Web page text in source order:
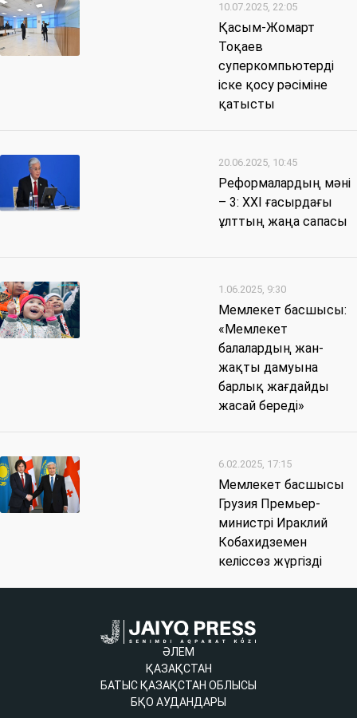
10.07.2025, 22:05
Қасым-Жомарт
Тоқаев
суперкомпьютерді
іске қосу рәсіміне
қатысты
20.06.2025, 10:45
Реформалардың мәні
– 3: ХХІ ғасырдағы
ұлттың жаңа сапасы
1.06.2025, 9:30
Мемлекет басшысы:
«Мемлекет
балалардың жан-
жақты дамуына
барлық жағдайды
жасай береді»
6.02.2025, 17:15
Мемлекет басшысы
Грузия Премьер-
министрі Ираклий
Кобахидземен
келіссөз жүргізді
ӘЛЕМ
ҚАЗАҚСТАН
БАТЫС ҚАЗАҚСТАН ОБЛЫСЫ
БҚО АУДАНДАРЫ